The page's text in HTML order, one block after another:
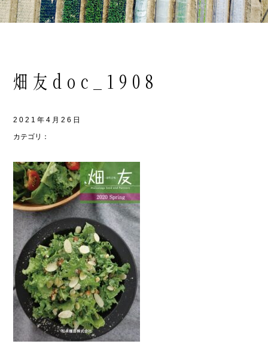
畑友doc_1908
2021年4月26日
カテゴリ：